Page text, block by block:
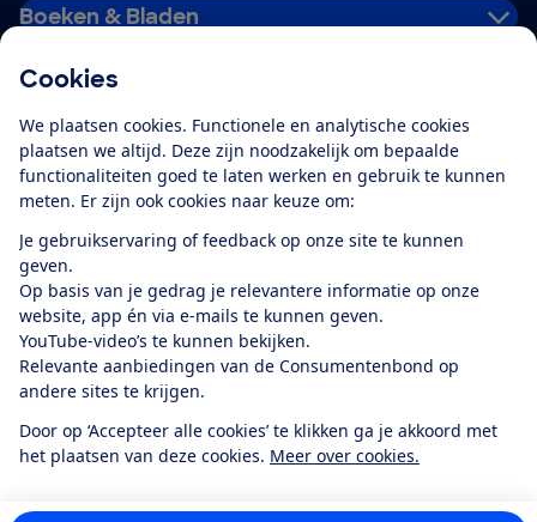
Cookies
We plaatsen cookies. Functionele en analytische cookies
plaatsen we altijd. Deze zijn noodzakelijk om bepaalde
functionaliteiten goed te laten werken en gebruik te kunnen
meten. Er zijn ook cookies naar keuze om:
Je gebruikservaring of feedback op onze site te kunnen
geven.
Op basis van je gedrag je relevantere informatie op onze
website, app én via e-mails te kunnen geven.
YouTube-video’s te kunnen bekijken.
Relevante aanbiedingen van de Consumentenbond op
andere sites te krijgen.
Door op ‘Accepteer alle cookies’ te klikken ga je akkoord met
het plaatsen van deze cookies. Meer over cookies.
Boeken & Bladen
Alles over de
app
Algemene Voorwaarden
Privacyverklaring
Cookiebeleid
Privacyvoorkeuren
Toegankelijkheid
RSS-feed nieuws
Facebook
TwitterInstagram
YoutubeLinkedIn
12.901consumentenbeoordelen de Consumentenbondmet gemiddeld